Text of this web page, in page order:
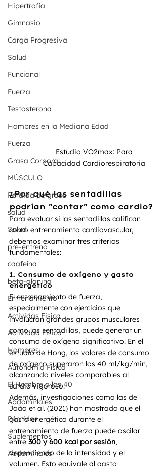
Hipertrofia
Gimnasio
Carga Progresiva
Salud
Funcional
Fuerza
Testosterona
Hombres en la Mediana Edad
Fuerza
Grasa Corporal
MÚSCULO
Perdida de grasa
salud
Salud
pre-entreno
caafeína
beta-alanina
Entrenamiento
Actividas Fisica
Actividad Fisica
Hombres
Autonomía Física
El Hombre a los 40
Abdominales
Péptidos
Suplementos
Abdominales
Estudio VO2max: Para
Capacidad Cardiorespiratoria
¿Por qué las sentadillas
podrían "contar" como cardio?
Para evaluar si las sentadillas califican
como entrenamiento cardiovascular,
debemos examinar tres criterios
fundamentales:
1. Consumo de oxígeno y gasto
energético
El entrenamiento de fuerza,
especialmente con ejercicios que
involucran grandes grupos musculares
como las sentadillas, puede generar un
consumo de oxígeno significativo. En el
estudio de Hong, los valores de consumo
de oxígeno superaron los 40 ml/kg/min,
alcanzando niveles comparables al
cardio vigoroso.
Además, investigaciones como las de
João et al. (2021) han mostrado que el
gasto energético durante el
entrenamiento de fuerza puede oscilar
entre 300 y 600 kcal por sesión,
dependiendo de la intensidad y el
volumen. Esto equivale al gasto